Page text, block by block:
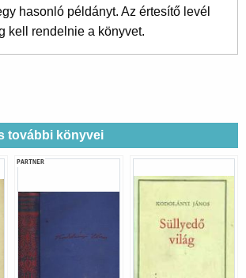
hasonló példányt. Az értesítő levél
kell rendelnie a könyvet.
további könyvei
PARTNER